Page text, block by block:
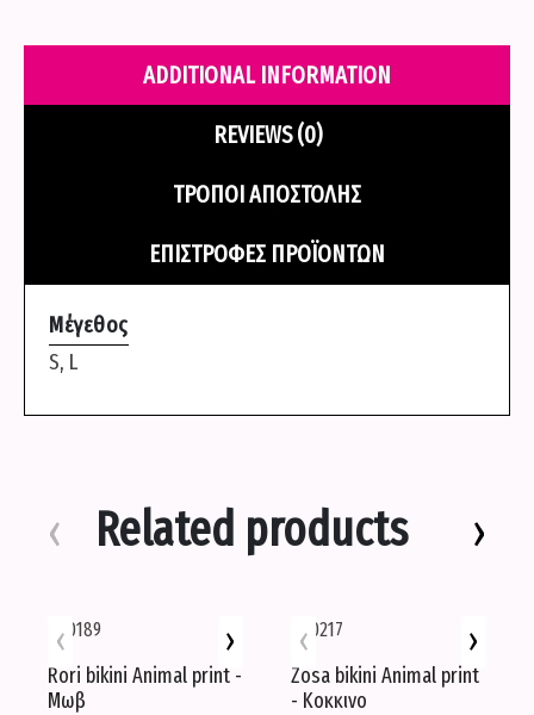
Γαλαζιο
ADDITIONAL INFORMATION
REVIEWS (0)
ΤΡΌΠΟΙ ΑΠΟΣΤΟΛΉΣ
ΕΠΙΣΤΡΟΦΈΣ ΠΡΟΪΌΝΤΩΝ
Μέγεθος
S, L
Related products
‹ ›
Rori bikini Αnimal print -
Μωβ
‹ ›
Zosa bikini Αnimal print
- Κοκκινο
‹ ›